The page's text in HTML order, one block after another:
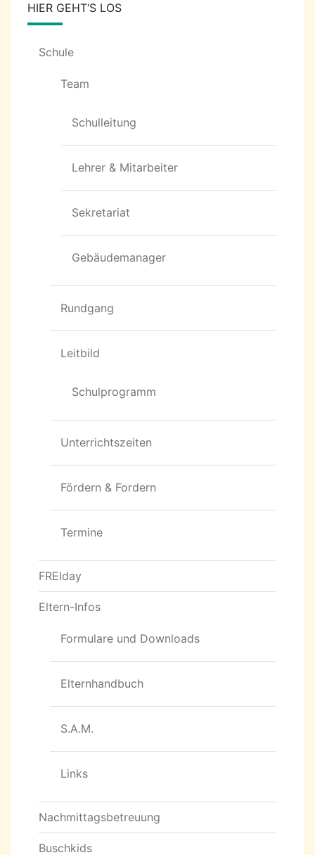
HIER GEHT‘S LOS
Schule
Team
Schulleitung
Lehrer & Mitarbeiter
Sekretariat
Gebäudemanager
Rundgang
Leitbild
Schulprogramm
Unterrichtszeiten
Fördern & Fordern
Termine
FREIday
Eltern-Infos
Formulare und Downloads
Elternhandbuch
S.A.M.
Links
Nachmittagsbetreuung
Buschkids